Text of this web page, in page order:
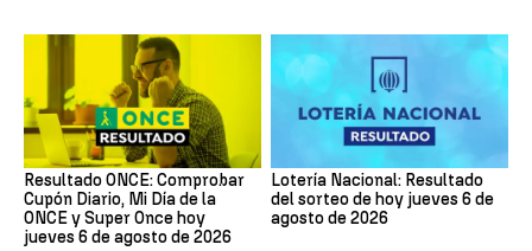
Resultado ONCE: Comprobar
Cupón Diario, Mi Día de la
ONCE y Super Once hoy
jueves 6 de agosto de 2026
Lotería Nacional: Resultado
del sorteo de hoy jueves 6 de
agosto de 2026